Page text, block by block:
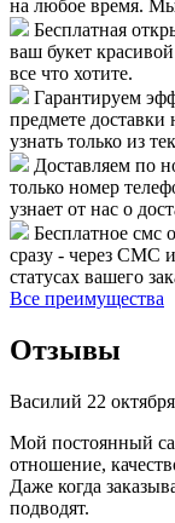
на любое время. Мы
Бесплатная
ваш букет
все что хотите.
Гарантируем
предмете
узнать только из
Доставляем по
только номер
узнает от нас о
Бесплатное смс
сразу - через СМС
статусах вашего
Все преимущества
Отзывы
Василий 22
Мой постоянный
отношение,
Даже когда
подводят.